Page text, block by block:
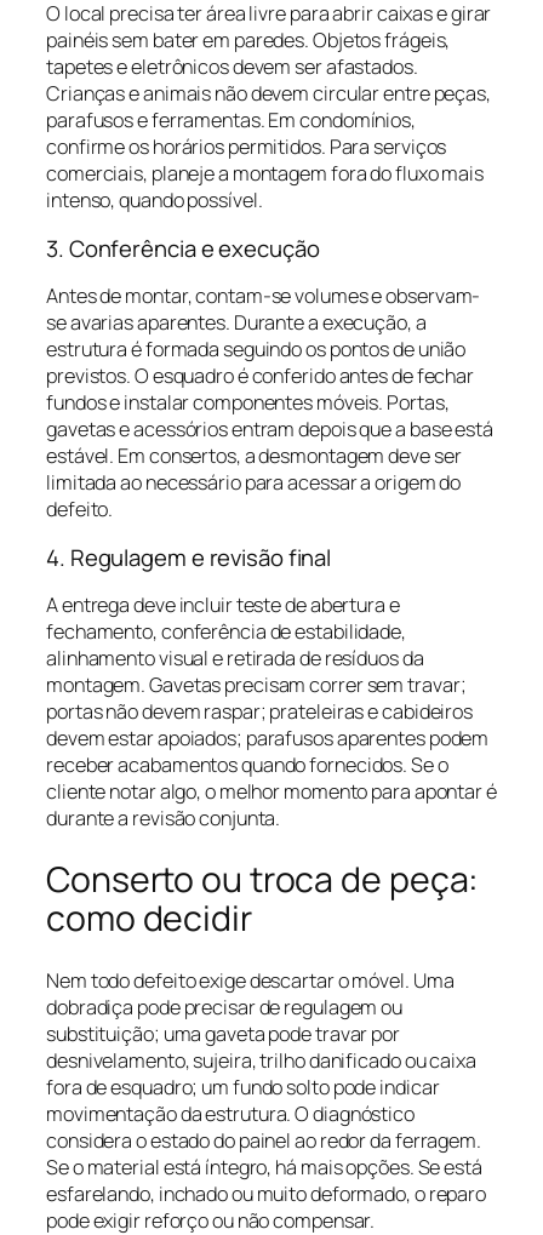
O local precisa ter área livre para abrir caixas e girar
painéis sem bater em paredes. Objetos frágeis,
tapetes e eletrônicos devem ser afastados.
Crianças e animais não devem circular entre peças,
parafusos e ferramentas. Em condomínios,
confirme os horários permitidos. Para serviços
comerciais, planeje a montagem fora do fluxo mais
intenso, quando possível.
3. Conferência e execução
Antes de montar, contam-se volumes e observam-
se avarias aparentes. Durante a execução, a
estrutura é formada seguindo os pontos de união
previstos. O esquadro é conferido antes de fechar
fundos e instalar componentes móveis. Portas,
gavetas e acessórios entram depois que a base está
estável. Em consertos, a desmontagem deve ser
limitada ao necessário para acessar a origem do
defeito.
4. Regulagem e revisão final
A entrega deve incluir teste de abertura e
fechamento, conferência de estabilidade,
alinhamento visual e retirada de resíduos da
montagem. Gavetas precisam correr sem travar;
portas não devem raspar; prateleiras e cabideiros
devem estar apoiados; parafusos aparentes podem
receber acabamentos quando fornecidos. Se o
cliente notar algo, o melhor momento para apontar é
durante a revisão conjunta.
Conserto ou troca de peça:
como decidir
Nem todo defeito exige descartar o móvel. Uma
dobradiça pode precisar de regulagem ou
substituição; uma gaveta pode travar por
desnivelamento, sujeira, trilho danificado ou caixa
fora de esquadro; um fundo solto pode indicar
movimentação da estrutura. O diagnóstico
considera o estado do painel ao redor da ferragem.
Se o material está íntegro, há mais opções. Se está
esfarelando, inchado ou muito deformado, o reparo
pode exigir reforço ou não compensar.